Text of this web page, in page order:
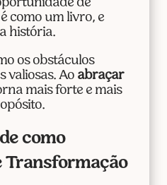
de
como um livro, e
história.
os obstáculos
valiosas. Ao abraçar
mais forte e mais
como
Transformação